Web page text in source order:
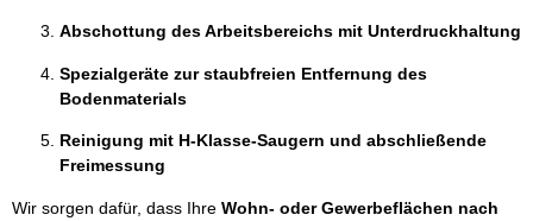
Abschottung des Arbeitsbereichs mit Unterdruckhaltung
Spezialgeräte zur staubfreien Entfernung des
Bodenmaterials
Reinigung mit H-Klasse-Saugern und abschließende
Freimessung
Wir sorgen dafür, dass Ihre Wohn- oder Gewerbeflächen nach